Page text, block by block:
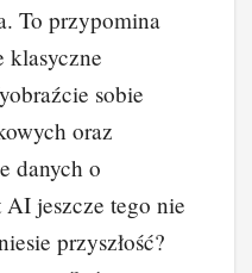
To przypomina
klasyczne
sobie
oraz
danych o
AI jeszcze tego nie
przyszłość?